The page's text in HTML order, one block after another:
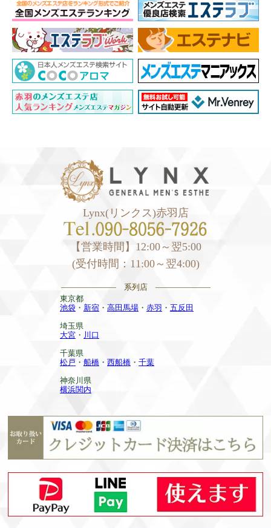
Lynx(リンクス)赤羽店
【営業時間】12:00～翌5:00
(受付時間：11:00～翌4:00)
——————— 系列店 ———————
東京都
池袋 ・ 新宿 ・ 高田馬場 ・ 赤羽 ・ 五反田
埼玉県
大宮 ・ 川口
千葉県
松戸 ・ 船橋 ・ 西船橋 ・ 千葉
神奈川県
横浜関内